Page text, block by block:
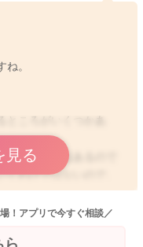
。
ところがいくつかあ
発達の目安はあるので
くわけではないので、
った、つかまり立ちが
すれば、意外とおしゃ
見る
！アプリで今すぐ相談／
ら